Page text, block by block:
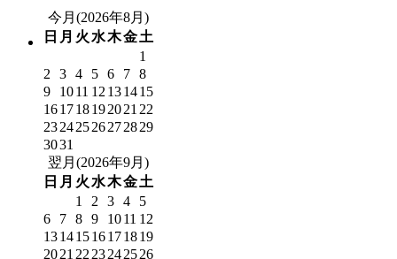
今月(2026年8月)
日 月 火 水木金土
1
2
3 4 5 6 7 8
9
1011 12 131415
161718192021 22
23242526272829
3031
翌月(2026年9月)
日 月 火 水木金土
1
2 3 4
5
6
7 8 9 1011 12
13141516171819
2021 22 23242526